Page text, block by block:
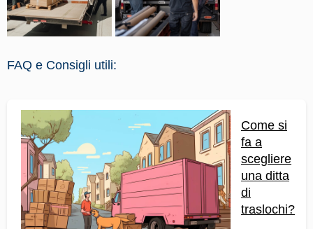
FAQ e Consigli utili:
Come si
fa a
scegliere
una ditta
di
traslochi?